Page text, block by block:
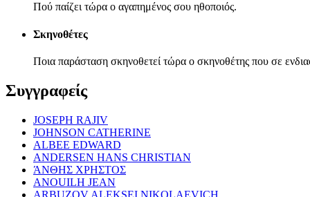
Πού παίζει τώρα ο αγαπημένος σου ηθοποιός.
Σκηνοθέτες
Ποια παράσταση σκηνοθετεί τώρα ο σκηνοθέτης που σε
Συγγραφείς
JOSEPH RAJIV
JOHNSON CATHERINE
ALBEE EDWARD
ANDERSEN HANS CHRISTIAN
ΆΝΘΗΣ ΧΡΗΣΤΟΣ
ANOUILH JEAN
ARBUZOV ALEKSEI NIKOLAEVICH